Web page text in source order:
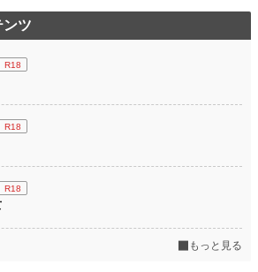
ンツ
R18
R18
R18
もっと見る